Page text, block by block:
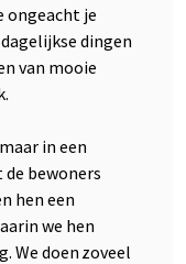
ongeacht je
dingen
van mooie
in een
bewoners
hen een
we hen
We doen zoveel